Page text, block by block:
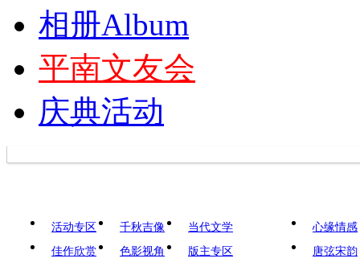
相册Album
平南文友会
庆典活动
活动专区 千秋吉像
当代文学
佳作欣赏
色影视角 版主专区
心缘情感
唐弦宋韵